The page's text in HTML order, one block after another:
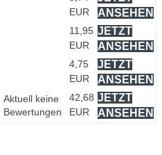
EUR
ANSEHEN
11,95
EUR
JETZT
ANSEHEN
4,75
EUR
JETZT
ANSEHEN
Aktuell keine
Bewertungen
42,68
EUR
JETZT
ANSEHEN